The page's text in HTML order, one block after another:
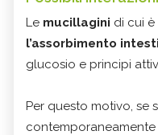
Le mucillagini di cui è
l’assorbimento
glucosio e principi
Per questo motivo, se